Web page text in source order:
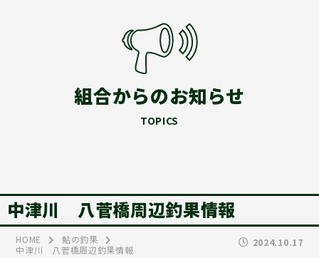
組合からのお知らせ
TOPICS
中津川 八菅橋周辺釣果情報
HOME
鮎の釣果
中津川 八菅橋周辺釣果情報
2024.10.17